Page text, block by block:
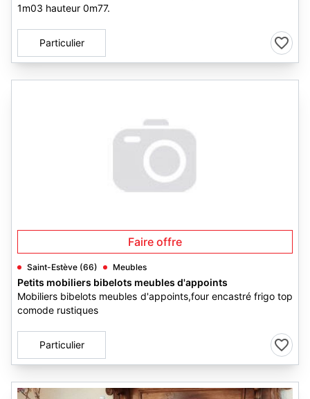
1m03 hauteur 0m77.
Particulier
Faire offre
Saint-Estève (66) Meubles
Petits mobiliers bibelots meubles d'appoints
Mobiliers bibelots meubles d'appoints,four encastré frigo top
comode rustiques
Particulier